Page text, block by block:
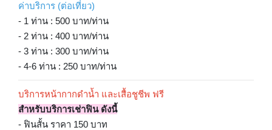
ค่าบริการ (ต่อเที่ยว)
- 1 ท่าน : 500 บาท/ท่าน
- 2 ท่าน : 400 บาท/ท่าน
- 3 ท่าน : 300 บาท/ท่าน
- 4-6 ท่าน : 250 บาท/ท่าน
บริการหน้ากากดำน้ำ และเสื้อชูชีพ ฟรี
สำหรับบริการเช่าฟิน ดังนี้
- ฟินสั้น ราคา 150 บาท